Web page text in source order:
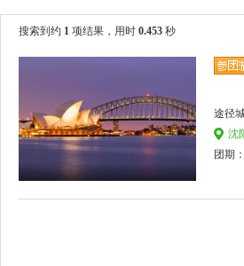
搜索到约 1 项结果，用时 0.453 秒
途径
沈
团期